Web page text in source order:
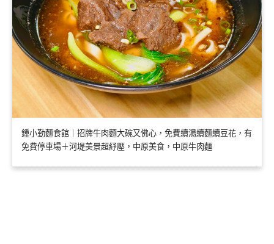
鍾小勤麵食館｜招牌牛肉麵大碗又佛心，免費續湯續麵續豆花，有
免費停車場＋河堤美景超紓壓，中原美食，中原牛肉麵